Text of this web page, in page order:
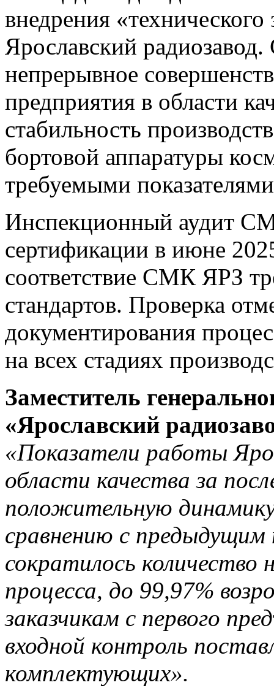
внедрения «технического
Ярославский
непрерывное
предприятия в области
стабильность
бортовой аппаратуры
требуемыми
Инспекционный аудит
сертификации в июне
соответствие СМК ЯРЗ
стандартов. Проверка
документирования
на всех стадиях
Заместитель
«Ярославский
«Показатели работы
области качества за
положительную
сравнению с предыдущим
сократилось количество
процесса, до 99,97%
заказчикам с первого
входной контроль
комплектующих».